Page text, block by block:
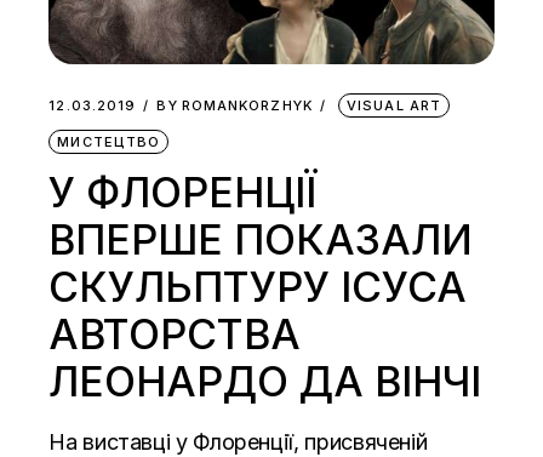
12.03.2019 BY ROMANKORZHYK VISUAL ART
МИСТЕЦТВО
У ФЛОРЕНЦІЇ
ВПЕРШЕ ПОКАЗАЛИ
СКУЛЬПТУРУ ІСУСА
АВТОРСТВА
ЛЕОНАРДО ДА ВІНЧІ
На виставці у Флоренції, присвяченій